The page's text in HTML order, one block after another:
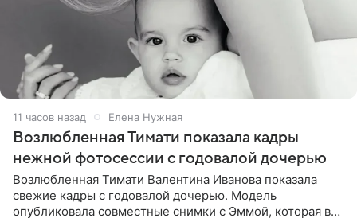
11 часов назад Елена Нужная
Возлюбленная Тимати показала кадры
нежной фотосессии с годовалой дочерью
Возлюбленная Тимати Валентина Иванова показала
свежие кадры с годовалой дочерью. Модель
опубликовала совместные снимки с Эммой, которая в